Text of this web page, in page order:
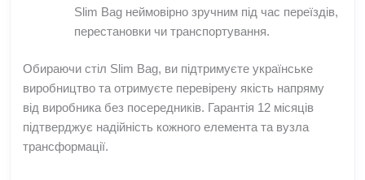
Slim Bag неймовірно зручним під час переїздів,
перестановки чи транспортування.
Обираючи стіл Slim Bag, ви підтримуєте українське
виробництво та отримуєте перевірену якість напряму
від виробника без посередників. Гарантія 12 місяців
підтверджує надійність кожного елемента та вузла
трансформації.